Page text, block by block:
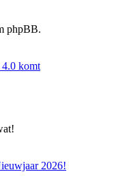
phpBB.
komt
2026!